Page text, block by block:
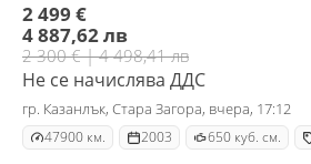
2 499 €
4 887,62 лв
2 300 € | 4 498,41 лв
Не се начислява ДДС
гр. Казанлък, Стара Загора, вчера, 17:12
47900 км. 2003 650 куб. см.